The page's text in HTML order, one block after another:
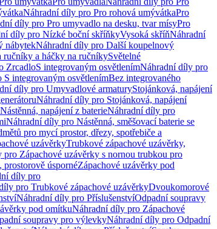
Náhradní díly pro Pro rohová umývátkaPro
díly pro Pro umyvadlo na desku, tvar mísyPro
díly pro Nízké boční skříňkyVysoká skříňNáhradní
nábytekNáhradní díly pro Další koupelnový
ručníky a háčky na ručníkySvětelné
ZrcadloS integrovaným osvětlenímNáhradní díly pro
integrovaným osvětlenímBez integrovaného
díly pro Umyvadlové armaturyStojánková, napájení
Náhradní díly pro Stojánková, napájení
Nástěnná, napájení z baterieNáhradní díly pro
Náhradní díly pro Nástěnná, směšovací baterie se
pro mycí prostor, dřezy, spotřebiče a
uzávěrkyTrubkové zápachové uzávěrky,
Zápachové uzávěrky s nornou trubkou pro
úspornéZápachové uzávěrky pod
díly pro
pro Trubkové zápachové uzávěrkyDvoukomorové
Náhradní díly pro PříslušenstvíOdpadní soupravy
pod omítkuNáhradní díly pro Zápachové
soupravy pro výlevkyNáhradní díly pro Odpadní